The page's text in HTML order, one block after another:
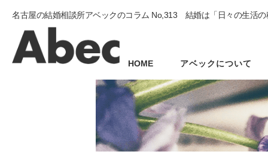
名古屋の結婚相談所アベックのコラム No,313 結婚は「日々の生活の
HOME アベックについて